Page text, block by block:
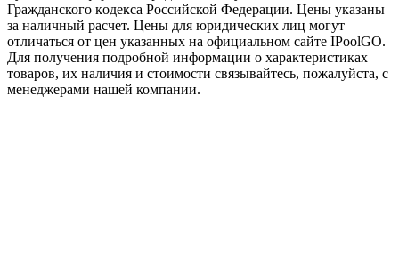
Граждaнского кoдекса Российской Федерации. Цены указаны
за наличный расчет. Цены для юридических лиц могут
отличаться от цен указанных на официальном сайте IPoolGO.
Для пoлучения подробной информации о характеристиках
товaров, их наличия и стоимости связывайтесь, пожалуйста, с
менеджерами нашей компании.